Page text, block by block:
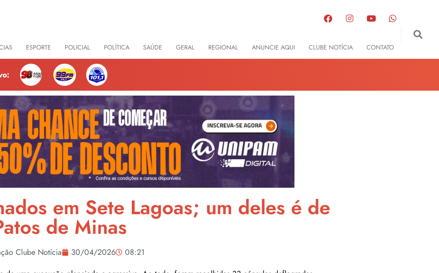
ESPORTE POLICIAL POLÍTICA SAÚDE GERAL REGIONAL ANUNCIE AQUI CLUBE NOTÍCIA CONTATO
em Sete Lagoas; um deles é de
de Minas
Clube Notícia 30/04/2026
08:21